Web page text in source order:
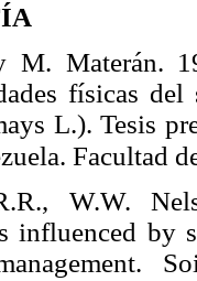
Materán.
físicas
L.). Tesis
Facultad
W.W.
influenced by